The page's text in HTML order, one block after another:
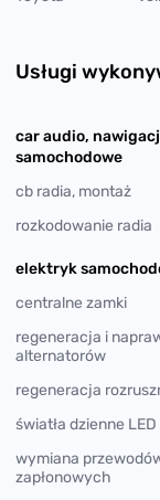
Usługi
car audio,
samochodowe
cb radia, montaż
rozkodowanie radia
elektryk
centralne zamki
regeneracja i
alternatorów
regeneracja
światła dzienne LED
wymiana
zapłonowych